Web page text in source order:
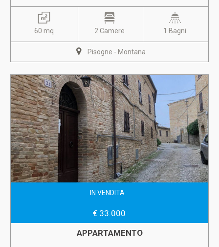
60 mq 2 Camere 1 Bagni
Pisogne - Montana
IN VENDITA
€ 33.000
APPARTAMENTO